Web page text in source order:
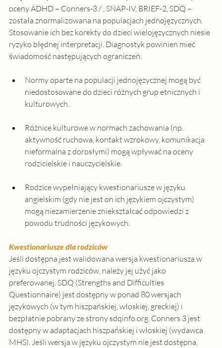
oceny ADHD – Conners-3 / , SNAP-IV, BRIEF-2, SDQ –
została znormalizowana na populacjach jednojęzycznych.
Stosowanie ich bez korekty do dzieci wielojęzycznych niesie
ryzyko błędnej interpretacji. Diagnostyk powinien mieć
świadomość następujących ograniczeń:
Normy oparte na populacji jednojęzycznej mogą być
niedostosowane do dzieci różnych grup etnicznych i
kulturowych.
Różnice kulturowe w normach zachowania (np.
aktywność ruchowa, kontakt wzrokowy, komunikacja
nieformalna z dorosłymi) mogą wpływać na oceny
rodzicielskie i nauczycielskie.
Rodzice wypełniający kwestionariusze w języku
angielskim (gdy nie jest on ich językiem ojczystym)
mogą niezamierzenie zniekształcać odpowiedzi z
powodu trudności językowych.
Kwestionariusze dla rodziców
Jeśli dostępna jest walidowana wersja kwestionariusza w
języku ojczystym rodziców, należy jej użyć jako
preferowanej. SDQ (Strengths and Difficulties
Questionnaire) jest dostępny w ponad 80 wersjach
językowych (w tym hiszpańskiej, włoskiej, greckiej) i
bezpłatnie pobrany ze strony sdqinfo.org . Conners 3 jest
dostępny w adaptacjach hiszpańskiej i włoskiej (wydawca
MHS). Jeśli wersja w języku ojczystym nie jest dostępna,